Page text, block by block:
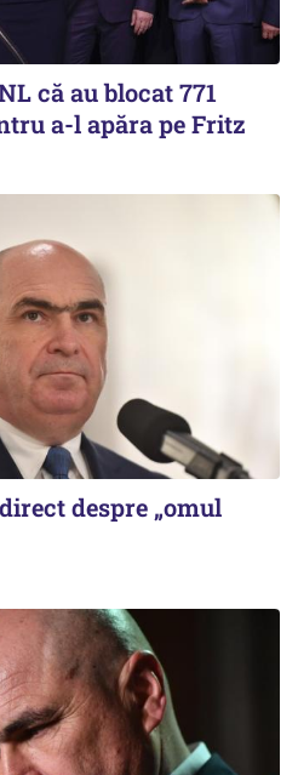
că au blocat 771
a-l apăra pe Fritz
despre „omul